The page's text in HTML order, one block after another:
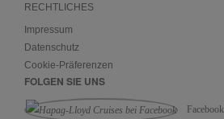
RECHTLICHES
Impressum
Datenschutz
Cookie-Präferenzen
FOLGEN SIE UNS
Facebook